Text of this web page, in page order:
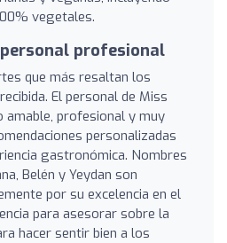
vegetales.
profesional
que más resaltan los
El personal de Miss
amable, profesional y muy
personalizadas
gastronómica. Nombres
Belén y Yeydan son
por su excelencia en el
para asesorar sobre la
hacer sentir bien a los